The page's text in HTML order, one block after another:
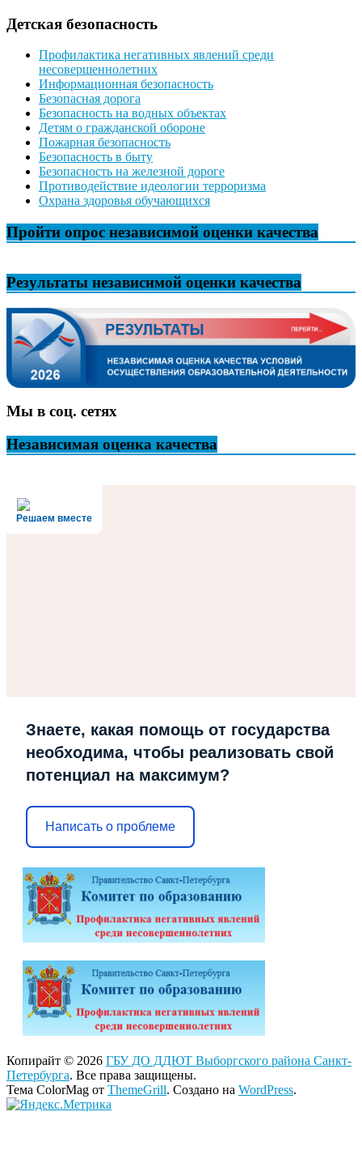
Детская безопасность
Профилактика негативных явлений среди
несовершеннолетних
Информационная безопасность
Безопасная дорога
Безопасность на водных объектах
Детям о гражданской обороне
Пожарная безопасность
Безопасность в быту
Безопасность на железной дороге
Противодействие идеологии терроризма
Охрана здоровья обучающихся
Пройти опрос независимой оценки качества
Результаты независимой оценки качества
Мы в соц. сетях
Независимая оценка качества
Решаем вместе
Знаете, какая помощь от государства
необходима, чтобы реализовать свой
потенциал на максимум?
Написать о проблеме
Копирайт © 2026 ГБУ ДО ДДЮТ Выборгского района Санкт-
Петербурга. Все права защищены.
Тема ColorMag от ThemeGrill. Создано на WordPress.